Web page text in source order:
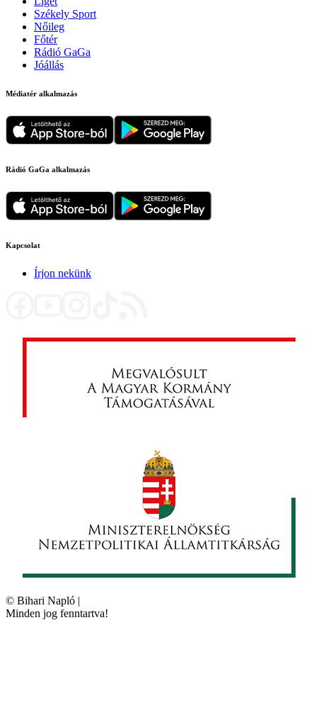
Székely Sport
Nőileg
Főtér
Rádió GaGa
Jóállás
Médiatér alkalmazás
Rádió GaGa alkalmazás
Kapcsolat
Írjon nekünk
© Bihari Napló |
Minden jog fenntartva!